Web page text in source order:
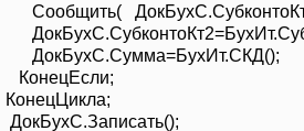
Сообщить(
ДокБухС.Сумма=БухИт.СКД();
КонецЕсли;
КонецЦикла;
ДокБухС.Записать();